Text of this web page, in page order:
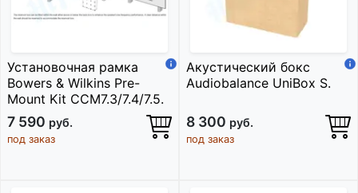
Установочная рамка
Bowers & Wilkins Pre-
Mount Kit CCM7.3/7.4/7.5.
7 590 руб.
под заказ
Акустический бокс
Audiobalance UniBox S.
8 300 руб.
под заказ